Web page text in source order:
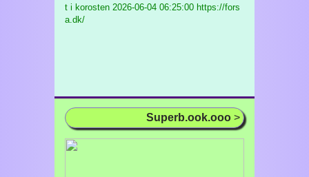
t i korosten 2026-06-04 06:25:00 https://fors
a.dk/
Superb.ook.ooo >